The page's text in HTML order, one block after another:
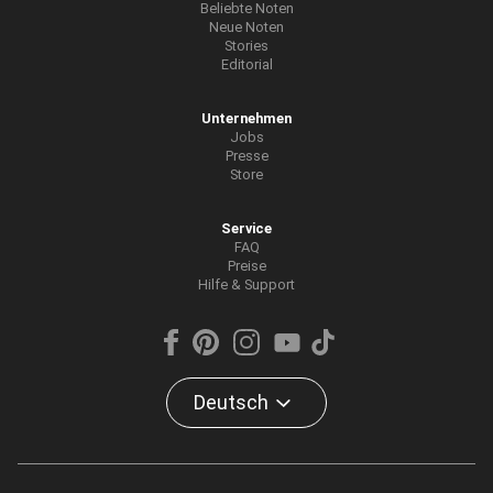
Beliebte Noten
Neue Noten
Stories
Editorial
Unternehmen
Jobs
Presse
Store
Service
FAQ
Preise
Hilfe & Support
Deutsch